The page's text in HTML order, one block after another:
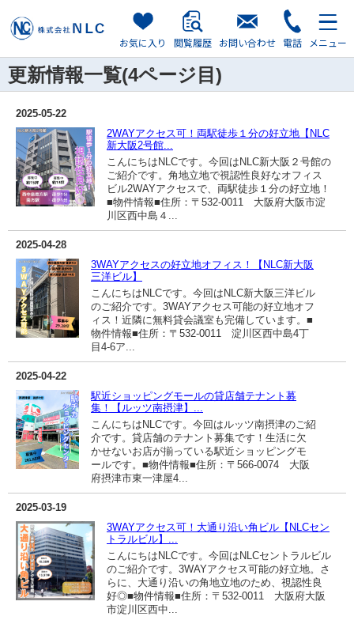
お気に入り 閲覧履歴 お問い合わせ 電話 メニュー
更新情報一覧(4ページ目)
2025-05-22
2WAYアクセス可！両駅徒歩１分の好立地【NLC
新大阪2号館...
こんにちはNLCです。今回はNLC新大阪２号館の
ご紹介です。角地立地で視認性良好なオフィス
ビル2WAYアクセスで、両駅徒歩１分の好立地！
■物件情報■住所：〒532-0011 大阪府大阪市淀
川区西中島４...
2025-04-28
3WAYアクセスの好立地オフィス！【NLC新大阪
三洋ビル】
こんにちはNLCです。今回はNLC新大阪三洋ビル
のご紹介です。3WAYアクセス可能の好立地オフ
ィス！近隣に無料貸会議室も完備しています。■
物件情報■住所：〒532-0011 淀川区西中島4丁
目4-6ア...
2025-04-22
駅近ショッピングモールの貸店舗テナント募
集！【ルッツ南摂津】...
こんにちはNLCです。今回はルッツ南摂津のご紹
介です。貸店舗のテナント募集です！生活に欠
かせないお店が揃っている駅近ショッピングモ
ールです。■物件情報■住所：〒566-0074 大阪
府摂津市東一津屋4...
2025-03-19
3WAYアクセス可！大通り沿い角ビル【NLCセン
トラルビル】...
こんにちはNLCです。今回はNLCセントラルビル
のご紹介です。3WAYアクセス可能の好立地。さ
らに、大通り沿いの角地立地のため、視認性良
好◎■物件情報■住所：〒532-0011 大阪府大阪
市淀川区西中...